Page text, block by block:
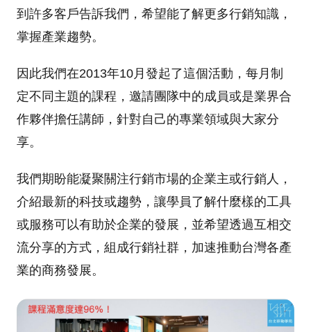
到許多客戶告訴我們，希望能了解更多行銷知識，
掌握產業趨勢。
因此我們在2013年10月發起了這個活動，每月制
定不同主題的課程，邀請團隊中的成員或是業界合
作夥伴擔任講師，針對自己的專業領域與大家分
享。
我們期盼能凝聚關注行銷市場的企業主或行銷人，
介紹最新的科技或趨勢，讓學員了解什麼樣的工具
或服務可以有助於企業的發展，並希望透過互相交
流分享的方式，組成行銷社群，加速推動台灣各產
業的商務發展。